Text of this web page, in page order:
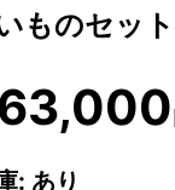
ものセット
: あり